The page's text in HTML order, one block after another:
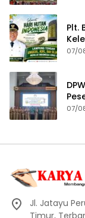
Plt.
07/
07/
Jl. Jatayu
Timur,